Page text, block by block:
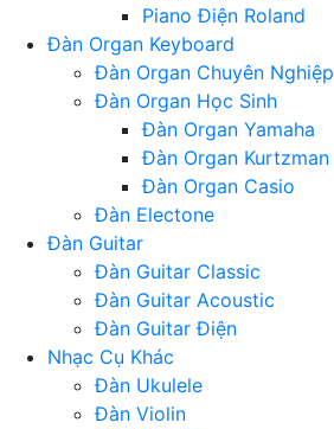
Piano Điện Roland
Đàn Organ Keyboard
Đàn Organ Chuyên Nghiệp
Đàn Organ Học Sinh
Đàn Organ Yamaha
Đàn Organ Kurtzman
Đàn Organ Casio
Đàn Electone
Đàn Guitar
Đàn Guitar Classic
Đàn Guitar Acoustic
Đàn Guitar Điện
Nhạc Cụ Khác
Đàn Ukulele
Đàn Violin